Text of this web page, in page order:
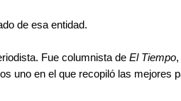
de esa entidad.
Fue columnista de El Tiempo,
uno en el que recopiló las mejores